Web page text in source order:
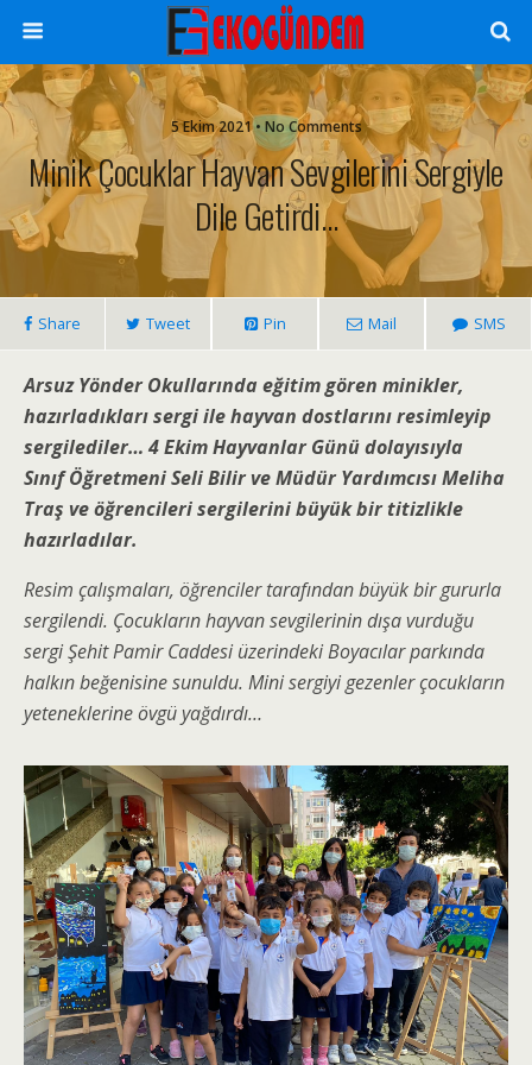
5 Ekim 2021 • No Comments
Minik Çocuklar Hayvan Sevgilerini Sergiyle
Dile Getirdi…
Share Tweet Pin Mail SMS
Arsuz Yönder Okullarında eğitim gören minikler,
hazırladıkları sergi ile hayvan dostlarını resimleyip
sergilediler… 4 Ekim Hayvanlar Günü dolayısıyla
Sınıf Öğretmeni Seli Bilir ve Müdür Yardımcısı Meliha
Traş ve öğrencileri sergilerini büyük bir titizlikle
hazırladılar.
Resim çalışmaları, öğrenciler tarafından büyük bir gururla
sergilendi. Çocukların hayvan sevgilerinin dışa vurduğu
sergi Şehit Pamir Caddesi üzerindeki Boyacılar parkında
halkın beğenisine sunuldu. Mini sergiyi gezenler çocukların
yeteneklerine övgü yağdırdı…